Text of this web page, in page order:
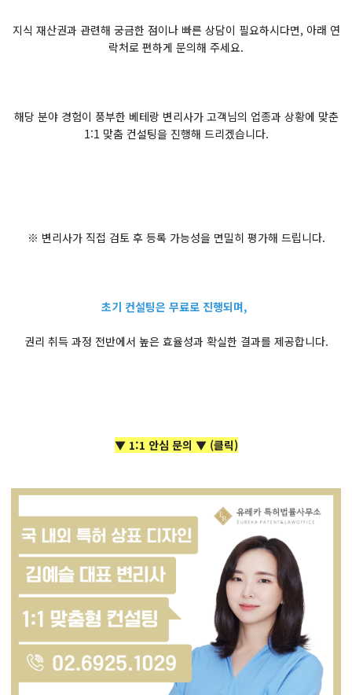
지식 재산권과 관련해 궁금한 점이나 빠른 상담이 필요하시다면, 아래 연
락처로 편하게 문의해 주세요.
해당 분야 경험이 풍부한 베테랑 변리사가 고객님의 업종과 상황에 맞춘
1:1 맞춤 컨설팅을 진행해 드리겠습니다.
※ 변리사가 직접 검토 후 등록 가능성을 면밀히 평가해 드립니다.
초기 컨설팅은 무료로 진행되며,
권리 취득 과정 전반에서 높은 효율성과 확실한 결과를 제공합니다.
▼ 1:1 안심 문의 ▼ (클릭)